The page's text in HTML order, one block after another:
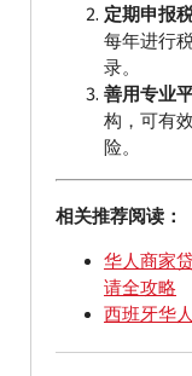
定期申报
每年进行
录。
善用专业
构，可有
险。
相关推荐阅读：
华人商家
请全攻略
西班牙华